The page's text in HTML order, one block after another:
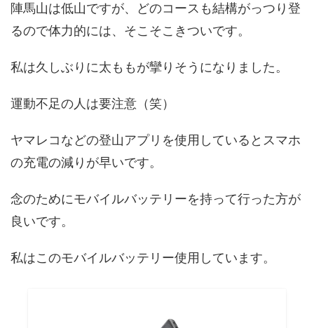
陣馬山は低山ですが、どのコースも結構がっつり登
るので体力的には、そこそこきついです。
私は久しぶりに太ももが攣りそうになりました。
運動不足の人は要注意（笑）
ヤマレコなどの登山アプリを使用しているとスマホ
の充電の減りが早いです。
念のためにモバイルバッテリーを持って行った方が
良いです。
私はこのモバイルバッテリー使用しています。